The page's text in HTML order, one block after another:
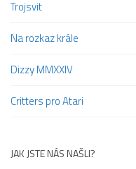
Trojsvit
Na rozkaz krále
Dizzy MMXXIV
Critters pro Atari
JAK JSTE NÁS NAŠLI?